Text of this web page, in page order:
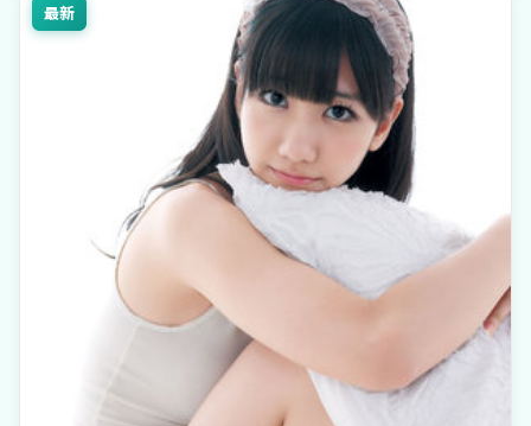
最新